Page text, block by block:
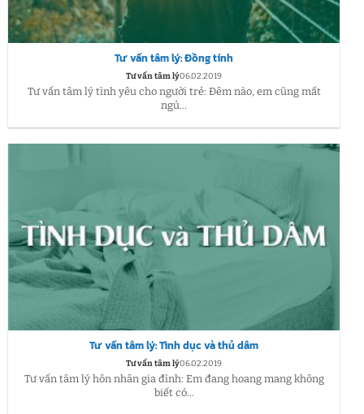
Tư vấn tâm lý: Đồng tính
Tư vấn tâm lý06.02.2019
Tư vấn tâm lý tình yêu cho người trẻ: Đêm nào, em cũng mất
ngủ...
Tư vấn tâm lý: Tình dục và thủ dâm
Tư vấn tâm lý06.02.2019
Tư vấn tâm lý hôn nhân gia đình: Em đang hoang mang không
biết có...